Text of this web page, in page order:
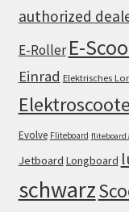
authorized
E-Roller E-
Einrad Elektrisches
Evolve Fliteboard fliteboard
Jetboard Longboard
schwarz